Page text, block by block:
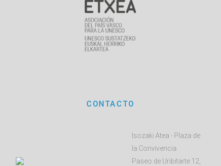
CONTACTO
Isozaki Atea - Plaza de
la Convivencia
Paseo de Uribitarte 12,